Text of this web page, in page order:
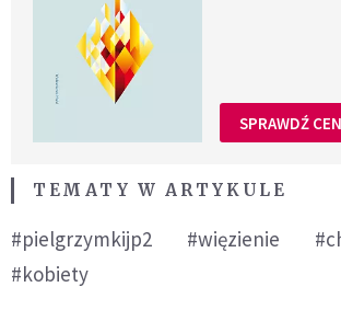
SPRAWDŹ
TEMATY W ARTYKULE
#pielgrzymkijp2 #więzienie
#kobiety